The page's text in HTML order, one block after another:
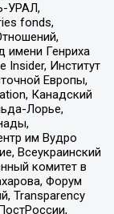
УРАЛ,
fonds,
Генриха
Insider, Институт
Европы,
Канадский
Лорье,
им Вудро
Всеукраинский
комитет в
Форум
Transparеncy